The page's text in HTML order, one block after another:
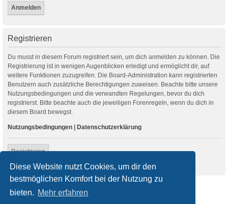
Diese Website nutzt Cookies, um dir den
bestmöglichen Komfort bei der Nutzung zu
bieten. Mehr erfahren
Registrieren
Du musst in diesem Forum registriert sein, um dich anmelden zu können. Die
Registrierung ist in wenigen Augenblicken erledigt und ermöglicht dir, auf
weitere Funktionen zuzugreifen. Die Board-Administration kann registrierten
Benutzern auch zusätzliche Berechtigungen zuweisen. Beachte bitte unsere
Nutzungsbedingungen und die verwandten Regelungen, bevor du dich
registrierst. Bitte beachte auch die jeweiligen Forenregeln, wenn du dich in
diesem Board bewegst.
Nutzungsbedingungen | Datenschutzerklärung
Registrieren
Startseite Foren-Übersicht